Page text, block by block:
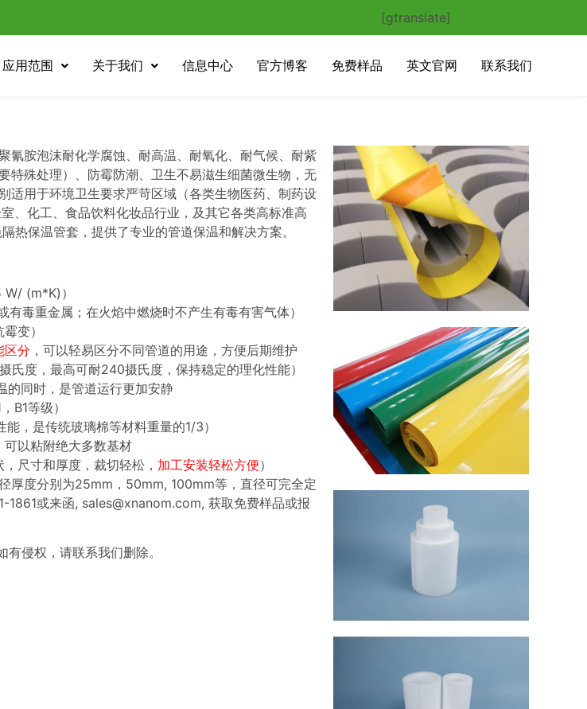
[gtranslate]
应用范围 关于我们 信息中心 官方博客 免费样品 英文官网 联系我们
氰胺泡沫耐化学腐蚀、耐高温、耐氧化、耐气候、耐紫
特殊处理）、防霉防潮、卫生不易滋生细菌微生物，无
适用于环境卫生要求严苛区域（各类生物医药、制药设
、化工、食品饮料化妆品行业，及其它各类高标准高
热保温管套，提供了专业的管道保温和解决方案。
W/ (m*K)）
有毒重金属；在火焰中燃烧时不产生有毒有害气体）
变）
区分 ，可以轻易区分不同管道的用途，方便后期维护
氏度，最高可耐240摄氏度，保持稳定的理化性能）
的同时，是管道运行更加安静
B1等级）
能，是传统玻璃棉等材料重量的1/3）
可以粘附绝大多数基材
，尺寸和厚度，裁切轻松， 加工安装轻松方便）
径厚度分别为25mm，50mm, 100mm等，直径可完全定
1861或来函, sales@xnanom.com,获取免费样品或报
侵权，请联系我们删除。